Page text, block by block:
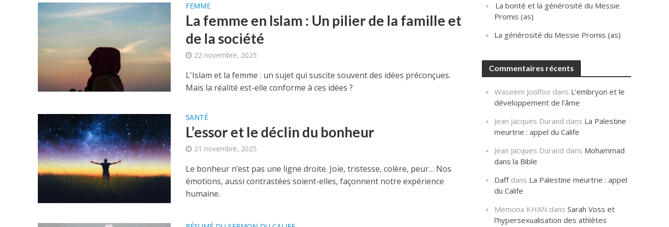
FEMME
La femme en Islam : Un pilier de la famille et
de la société
22 novembre, 2025
L'Islam et la femme : un sujet qui suscite souvent des idées préconçues.
Mais la réalité est-elle conforme à ces idées ?
SANTÉ
L’essor et le déclin du bonheur
21 novembre, 2025
Le bonheur n’est pas une ligne droite. Joie, tristesse, colère, peur… Nos
émotions, aussi contrastées soient-elles, façonnent notre expérience
humaine.
La bonté et la générosité du Messie
Promis (as)
La générosité du Messie Promis (as)
Commentaires récents
Waseem Joolfoo dans L’embryon et le
développement de l’âme
Jean Jacques Durand dans La Palestine
meurtrie : appel du Calife
Jean Jacques Durand dans Mohammad
dans la Bible
Daffdans La Palestine meurtrie : appel
du Calife
Memona KHAN dansSarah Voss et
l’hypersexualisation des athlètes